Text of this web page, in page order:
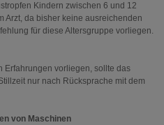
Kindern zwischen 6 und 12
Arzt, da bisher keine ausreichenden
für diese Altersgruppe vorliegen.
Erfahrungen vorliegen, sollte das
nur nach Rücksprache mit dem
von Maschinen